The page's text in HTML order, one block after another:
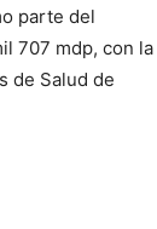
parte del
707 mdp, con la
de Salud de